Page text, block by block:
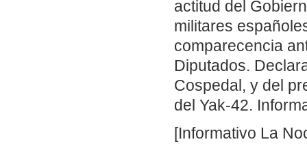
actitud del
militares
comparecencia
Diputados.
Cospedal, y del
del Yak-42.
[Informativo La